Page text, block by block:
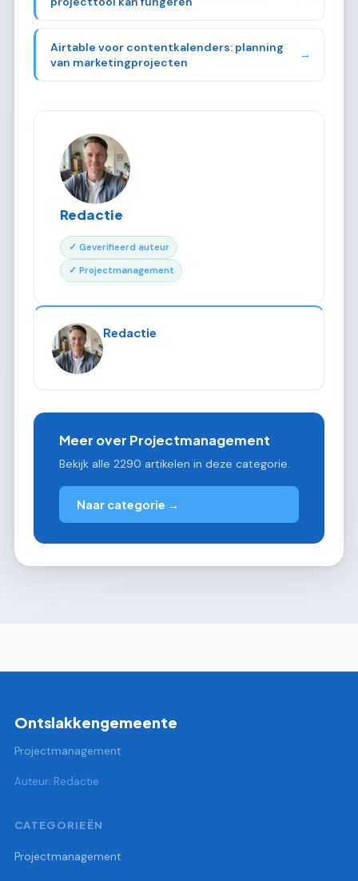
Airtable voor contentkalenders: planning
van marketingprojecten
→
Redactie
✓ Geverifieerd auteur
✓ Projectmanagement
Redactie
Meer over Projectmanagement
Bekijk alle 2290 artikelen in deze categorie.
Naar categorie →
Ontslakkengemeente
Projectmanagement
Auteur: Redactie
CATEGORIEËN
Projectmanagement